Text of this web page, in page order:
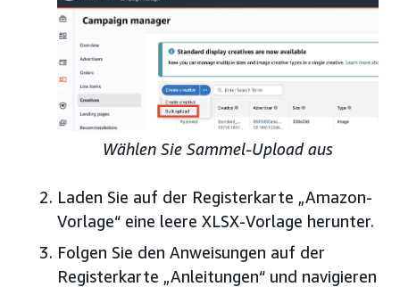
Wählen Sie Sammel-Upload aus
Laden Sie auf der Registerkarte „Amazon-
Vorlage“ eine leere XLSX-Vorlage herunter.
Folgen Sie den Anweisungen auf der
Registerkarte „Anleitungen“ und navigieren